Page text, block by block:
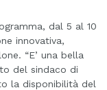
dal 5 al 10
innovativa,
“E’ una bella
del sindaco di
la disponibilità del